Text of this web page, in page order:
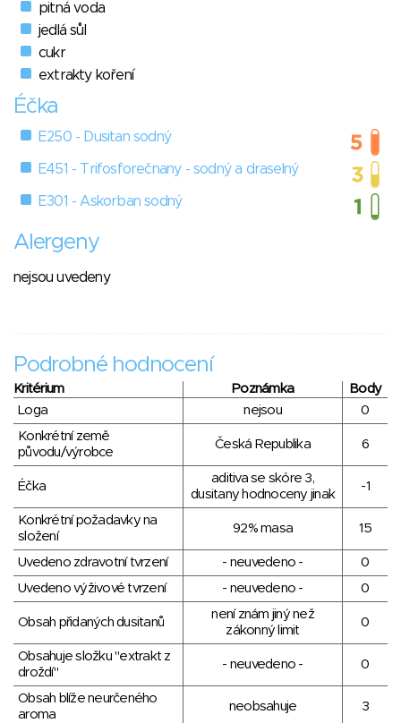
pitná voda
jedlá sůl
cukr
extrakty koření
Éčka
E250 - Dusitan sodný
E451 - Trifosforečnany - sodný a draselný
E301 - Askorban sodný
Alergeny
nejsou uvedeny
Podrobné hodnocení
Kritérium Poznámka
Body
Loga
nejsou
0
Konkrétní země
původu/výrobce
Česká Republika 6
Éčka
aditiva se skóre 3,
dusitany hodnoceny jinak
-1
Konkrétní požadavky na
složení
92% masa 15
Uvedeno zdravotní tvrzení - neuvedeno -
0
Uvedeno výživové tvrzení
- neuvedeno - 0
Obsah přidaných dusitanů
není znám jiný než
zákonný limit
0
Obsahuje složku "extrakt z
droždí"
- neuvedeno - 0
Obsah blíže neurčeného
aroma
neobsahuje 3